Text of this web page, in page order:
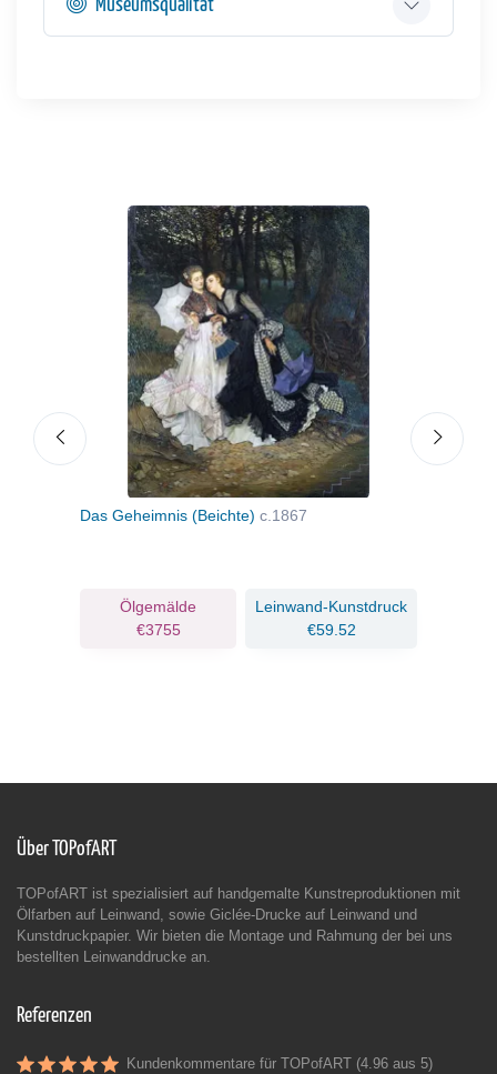
Museumsqualität
Das Geheimnis (Beichte) c.1867
Ölgemälde
€3755
Leinwand-Kunstdruck
€59.52
Über TOPofART
TOPofART ist spezialisiert auf handgemalte Kunstreproduktionen mit
Ölfarben auf Leinwand, sowie Giclée-Drucke auf Leinwand und
Kunstdruckpapier. Wir bieten die Montage und Rahmung der bei uns
bestellten Leinwanddrucke an.
Referenzen
Kundenkommentare für TOPofART (4.96 aus 5)